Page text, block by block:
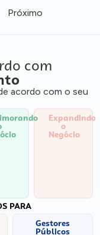
Próximo
com
acordo com o seu
Expandindo
o
Negócio
PARA
Gestores
Públicos